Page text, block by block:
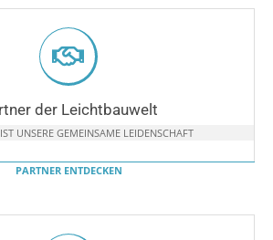
der Leichtbauwelt
UNSERE GEMEINSAME LEIDENSCHAFT
PARTNER ENTDECKEN